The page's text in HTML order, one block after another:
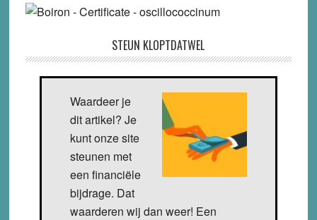
STEUN KLOPTDATWEL
Waardeer je
dit artikel? Je
kunt onze site
steunen met
een financiële
bijdrage. Dat
waarderen wij dan weer! Een